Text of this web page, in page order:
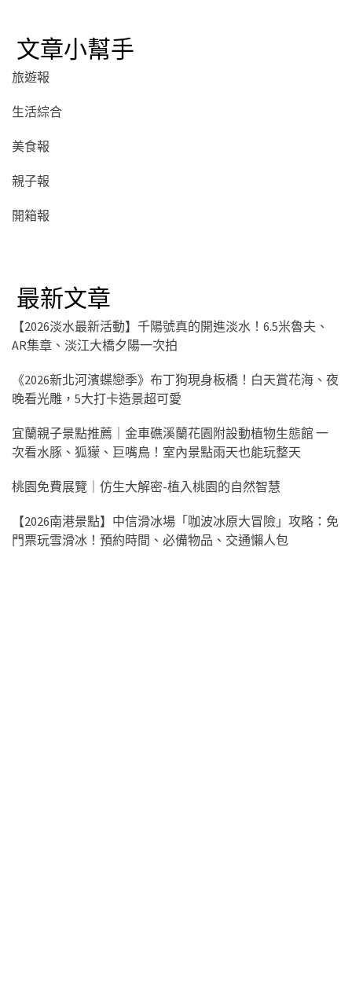
文章小幫手
旅遊報
生活綜合
美食報
親子報
開箱報
最新文章
【2026淡水最新活動】千陽號真的開進淡水！6.5米魯夫、
AR集章、淡江大橋夕陽一次拍
《2026新北河濱蝶戀季》布丁狗現身板橋！白天賞花海、夜
晚看光雕，5大打卡造景超可愛
宜蘭親子景點推薦｜金車礁溪蘭花園附設動植物生態館 一
次看水豚、狐獴、巨嘴鳥！室內景點雨天也能玩整天
桃園免費展覽｜仿生大解密-植入桃園的自然智慧
【2026南港景點】中信滑冰場「咖波冰原大冒險」攻略：免
門票玩雪滑冰！預約時間、必備物品、交通懶人包